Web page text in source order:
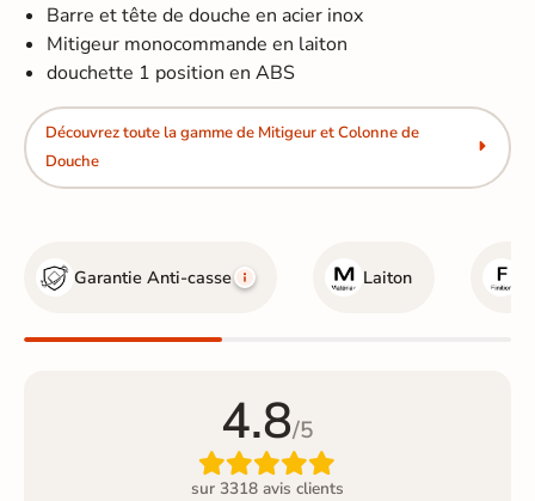
Barre et tête de douche en acier inox
Mitigeur monocommande en laiton
douchette 1 position en ABS
Découvrez toute la gamme de Mitigeur et Colonne de
Douche
Garantie Anti-casse Laiton
4.8/5

sur 3318 avis clients